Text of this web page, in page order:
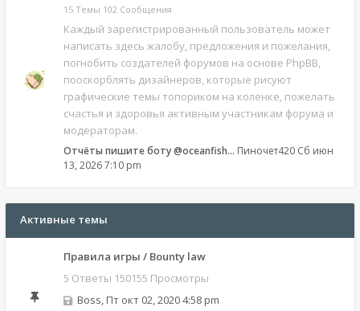
15 Темы 102 Сообщения
Каждый зарегистрированный пользователь может
написать здесь жалобу, предложения и пожелания,
погнобить создателей форумов на основе PhpBB,
пооскорблять дизайнеров, которые рисуют
графические темы топориком на коленке, пожелать
счастья и здоровья активным участникам форума и
модераторам.
Отчёты пишите боту @oceanfish… Пиночет420 Сб июн
13, 2026 7:10 pm
Активные темы
Правила игры / Bounty law
5 Ответы 150155 Просмотры
Boss, Пт окт 02, 2020 4:58 pm